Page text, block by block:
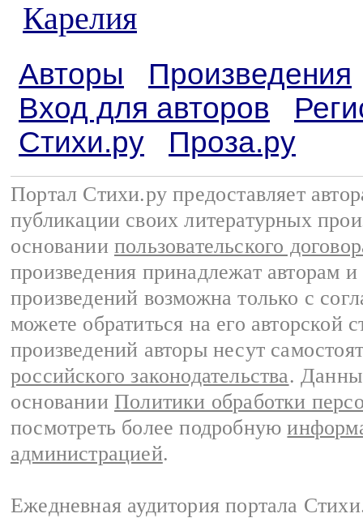
Карелия
Авторы
Произведения
Вход для авторов
Стихи.ру
Проза.ру
Портал Стихи.ру предоставляет
публикации своих литературных
основании пользовательского
произведения принадлежат авторам
произведений возможна только с
можете обратиться на его авторской
произведений авторы несут
российского законодательства.
основании Политики обработки
посмотреть более подробную
администрацией.
Ежедневная аудитория портала